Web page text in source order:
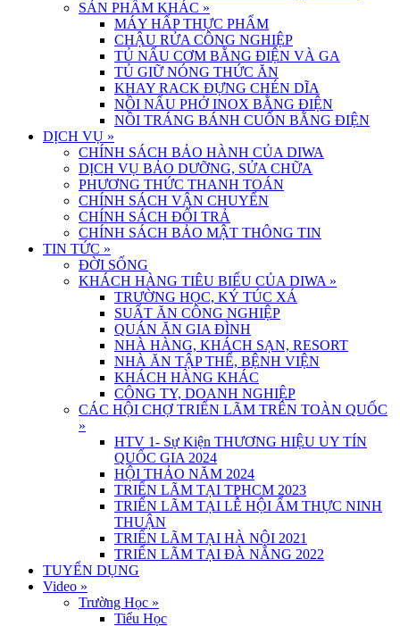
SẢN PHẨM KHÁC »
MÁY HẤP THỰC PHẨM
CHẬU RỬA CÔNG NGHIỆP
TỦ NẤU CƠM BẰNG ĐIỆN VÀ GA
TỦ GIỮ NÓNG THỨC ĂN
KHAY RACK ĐỰNG CHÉN DĨA
NỒI NẤU PHỞ INOX BẰNG ĐIỆN
NỒI TRÁNG BÁNH CUỐN BẰNG ĐIỆN
DỊCH VỤ »
CHÍNH SÁCH BẢO HÀNH CỦA DIWA
DỊCH VỤ BẢO DƯỠNG, SỬA CHỮA
PHƯƠNG THỨC THANH TOÁN
CHÍNH SÁCH VẬN CHUYỂN
CHÍNH SÁCH ĐỔI TRẢ
CHÍNH SÁCH BẢO MẬT THÔNG TIN
TIN TỨC »
ĐỜI SỐNG
KHÁCH HÀNG TIÊU BIỂU CỦA DIWA »
TRƯỜNG HỌC, KÝ TÚC XÁ
SUẤT ĂN CÔNG NGHIỆP
QUÁN ĂN GIA ĐÌNH
NHÀ HÀNG, KHÁCH SẠN, RESORT
NHÀ ĂN TẬP THỂ, BỆNH VIỆN
KHÁCH HÀNG KHÁC
CÔNG TY, DOANH NGHIỆP
CÁC HỘI CHỢ TRIỂN LÃM TRÊN TOÀN QUỐC
»
HTV 1- Sự Kiện THƯƠNG HIỆU UY TÍN
QUỐC GIA 2024
HỘI THẢO NĂM 2024
TRIỂN LÃM TẠI TPHCM 2023
TRIỂN LÃM TẠI LỄ HỘI ẨM THỰC NINH
THUẬN
TRIỂN LÃM TẠI HÀ NỘI 2021
TRIỂN LÃM TẠI ĐÀ NẴNG 2022
TUYỂN DỤNG
Video »
Trường Học »
Tiểu Học